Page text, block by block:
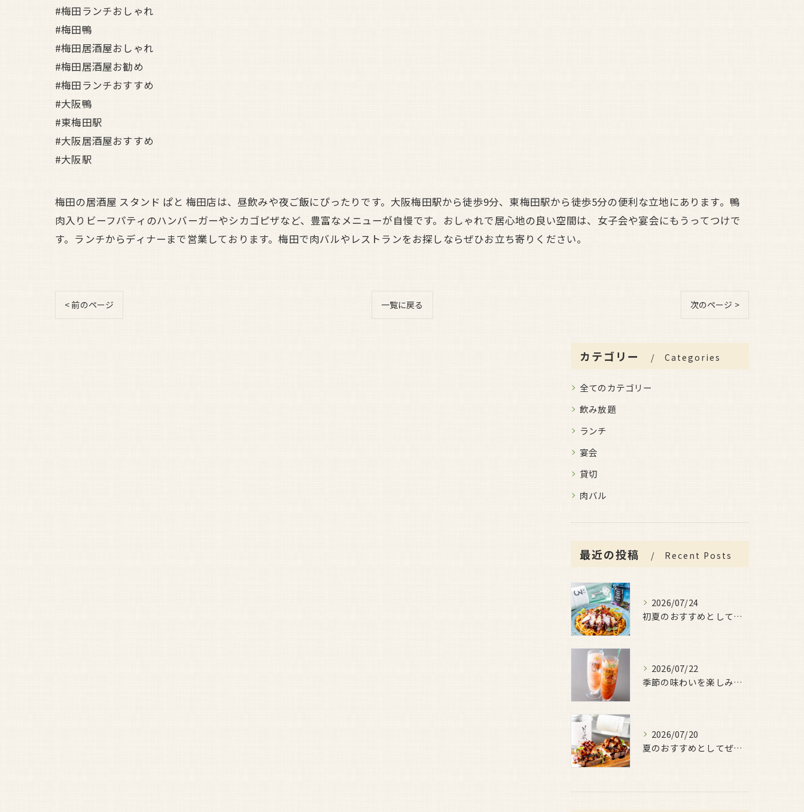
#梅田ランチおしゃれ
#梅田鴨
#梅田居酒屋おしゃれ
#梅田居酒屋お勧め
#梅田ランチおすすめ
#大阪鴨
#東梅田駅
#大阪居酒屋おすすめ
#大阪駅
梅田の居酒屋 スタンド ぱと 梅田店は、昼飲みや夜ご飯にぴったりです。大阪梅田駅から徒歩9分、東梅田駅から徒歩5分の便利な立地にあります。鴨
肉入りビーフパティのハンバーガーやシカゴピザなど、豊富なメニューが自慢です。おしゃれで居心地の良い空間は、女子会や宴会にもうってつけで
す。ランチからディナーまで営業しております。梅田で肉バルやレストランをお探しならぜひお立ち寄りください。
< 前のページ 一覧に戻る 次のページ >
カテゴリー Categories
全てのカテゴリー
飲み放題
ランチ
宴会
貸切
肉バル
最近の投稿 Recent Posts
2026/07/24
初夏のおすすめとしてご用意しているのが、
2026/07/22
季節の味わいを楽しみたい日におすすめなのが、
2026/07/20
夏のおすすめとしてぜひ味わっていただきたいのが、